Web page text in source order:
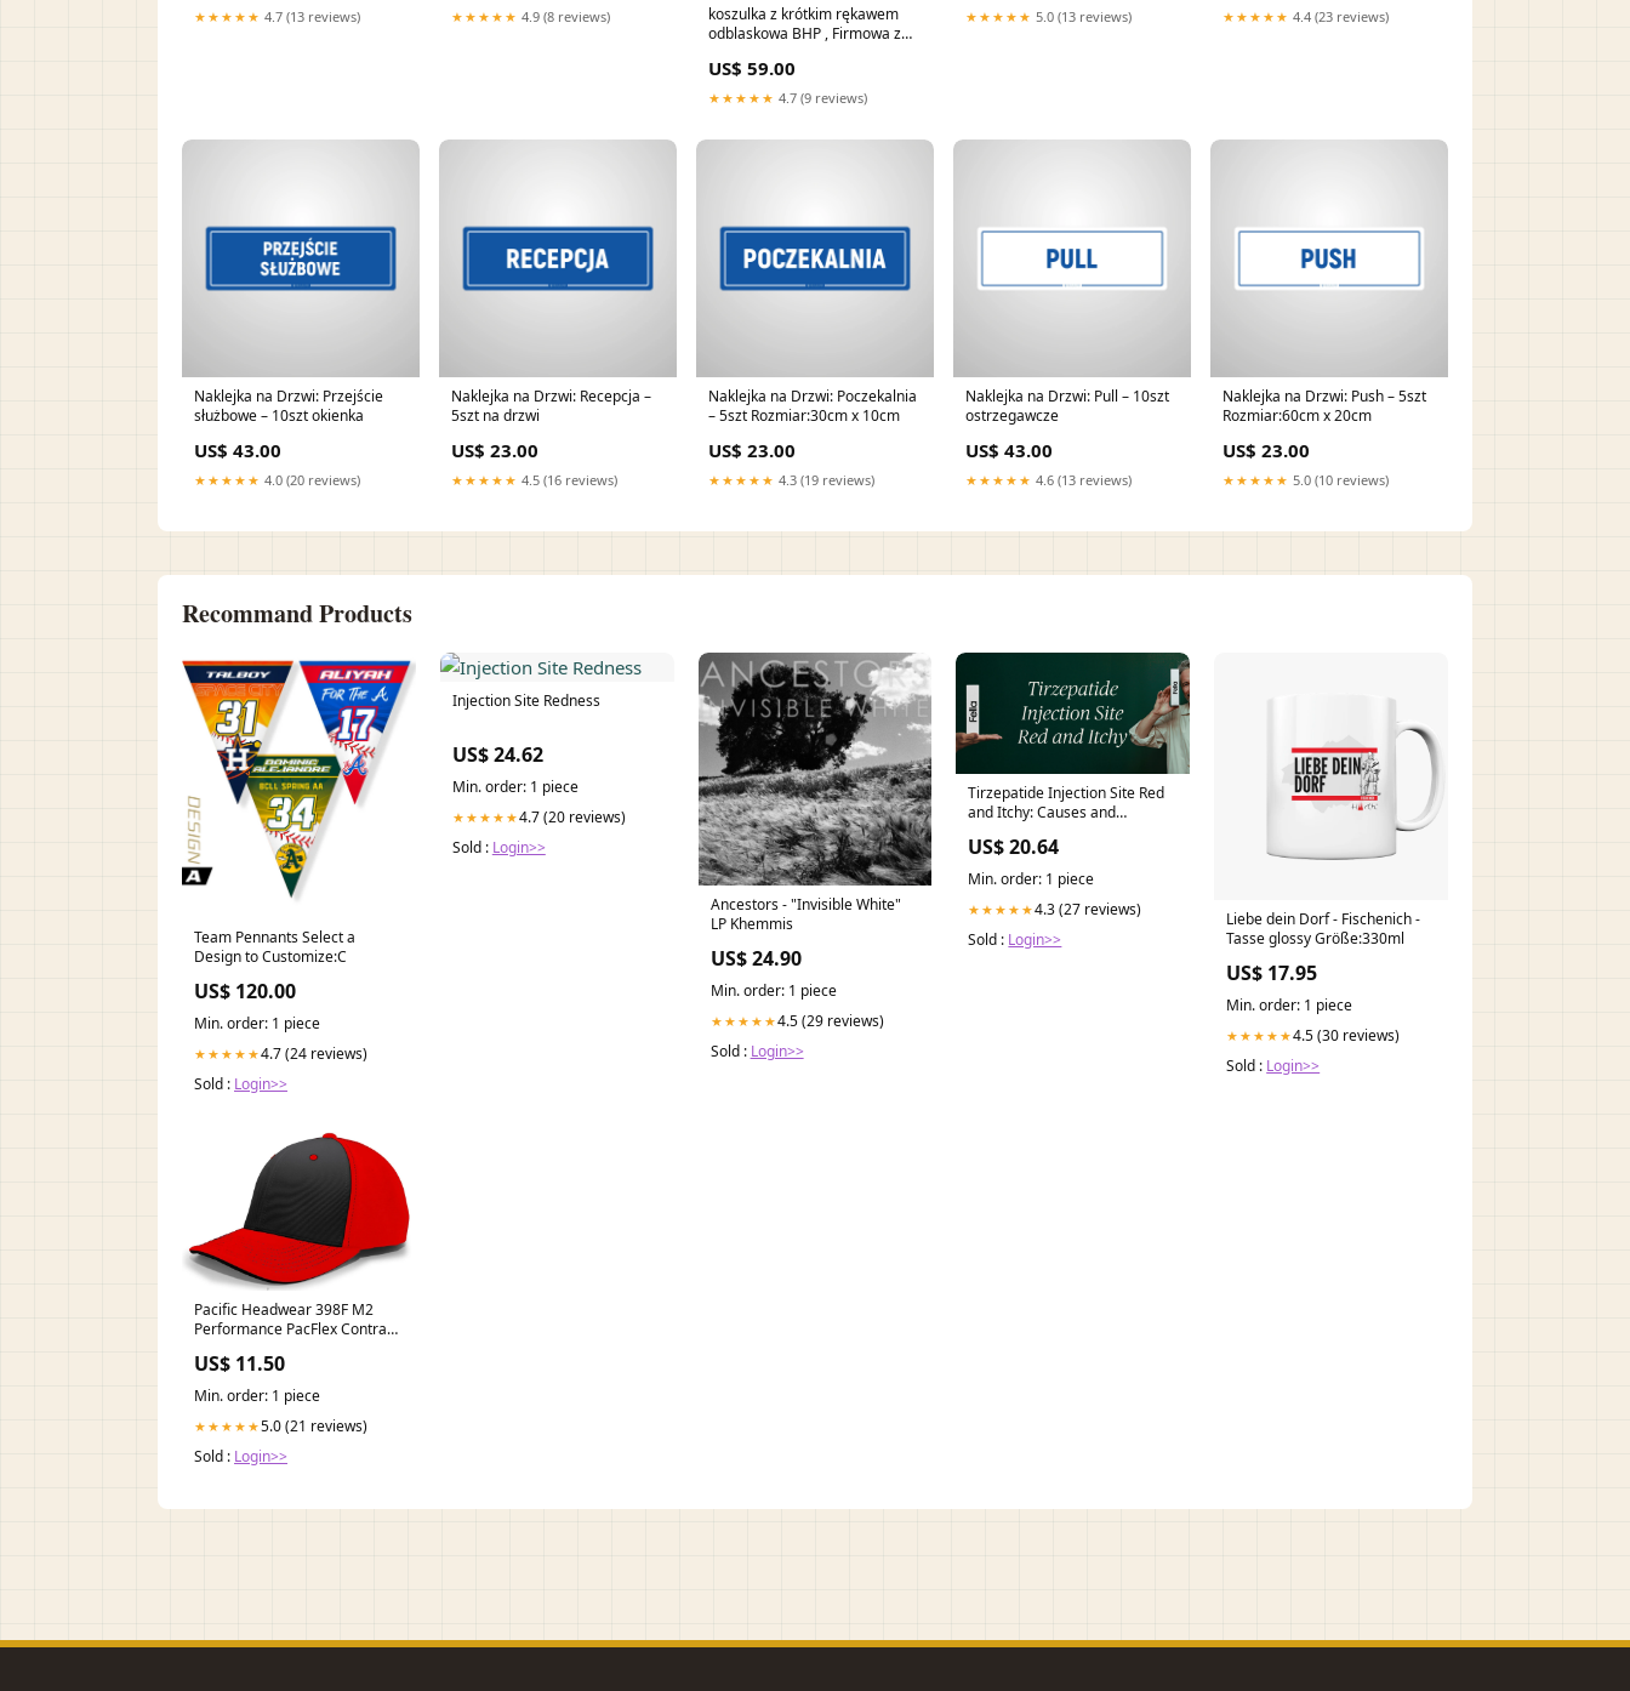
★★★★★ 4.7 (13 reviews) ★★★★★ 4.9 (8 reviews)
koszulka z krótkim rękawem
odblaskowa BHP , Firmowa z
US$ 59.00
★★★★★ 4.7 (9 reviews)
★★★★★ 5.0 (13 reviews) ★★★★★ 4.4 (23 reviews)
Naklejka na Drzwi: Przejście
służbowe – 10szt okienka
US$ 43.00
★★★★★ 4.0 (20 reviews)
Naklejka na Drzwi: Recepcja –
5szt na drzwi
US$ 23.00
★★★★★ 4.5 (16 reviews)
Naklejka na Drzwi: Poczekalnia
– 5szt Rozmiar:30cm x 10cm
US$ 23.00
★★★★★ 4.3 (19 reviews)
Naklejka na Drzwi: Pull – 10szt
ostrzegawcze
US$ 43.00
★★★★★ 4.6 (13 reviews)
Naklejka na Drzwi: Push – 5szt
Rozmiar:60cm x 20cm
US$ 23.00
★★★★★ 5.0 (10 reviews)
Recommand Products
Team Pennants Select a
Design to Customize:C
US$ 120.00
Min. order: 1 piece
★★★★★4.7 (24 reviews)
Sold : Login>>
Injection Site Redness
US$ 24.62
Min. order: 1 piece
★★★★★4.7 (20 reviews)
Sold : Login>>
Ancestors - "Invisible White"
LP Khemmis
US$ 24.90
Min. order: 1 piece
★★★★★4.5 (29 reviews)
Sold : Login>>
Tirzepatide Injection Site Red
and Itchy: Causes and
US$ 20.64
Min. order: 1 piece
★★★★★4.3 (27 reviews)
Sold : Login>>
Liebe dein Dorf - Fischenich -
Tasse glossy Größe:330ml
US$ 17.95
Min. order: 1 piece
★★★★★4.5 (30 reviews)
Sold : Login>>
Pacific Headwear 398F M2
Performance PacFlex Contrast
US$ 11.50
Min. order: 1 piece
★★★★★5.0 (21 reviews)
Sold : Login>>